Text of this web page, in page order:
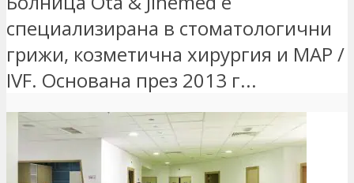
специализирана в стоматологични
грижи, козметична хирургия и MAP /
IVF. Основана през 2013 г...